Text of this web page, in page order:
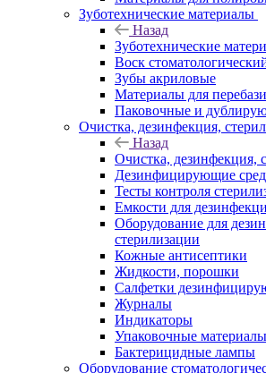
Зуботехнические материалы
Назад
Зуботехнические
Воск
Зубы акриловые
Материалы для
Паковочные и
Очистка, дезинфекция,
Назад
Очистка, дезинфекция,
Дезинфицирующие
Тесты контроля
Емкости для
Оборудование для
стерилизации
Кожные антисептики
Жидкости, порошки
Салфетки
Журналы
Индикаторы
Упаковочные материалы
Бактерицидные лампы
Оборудование